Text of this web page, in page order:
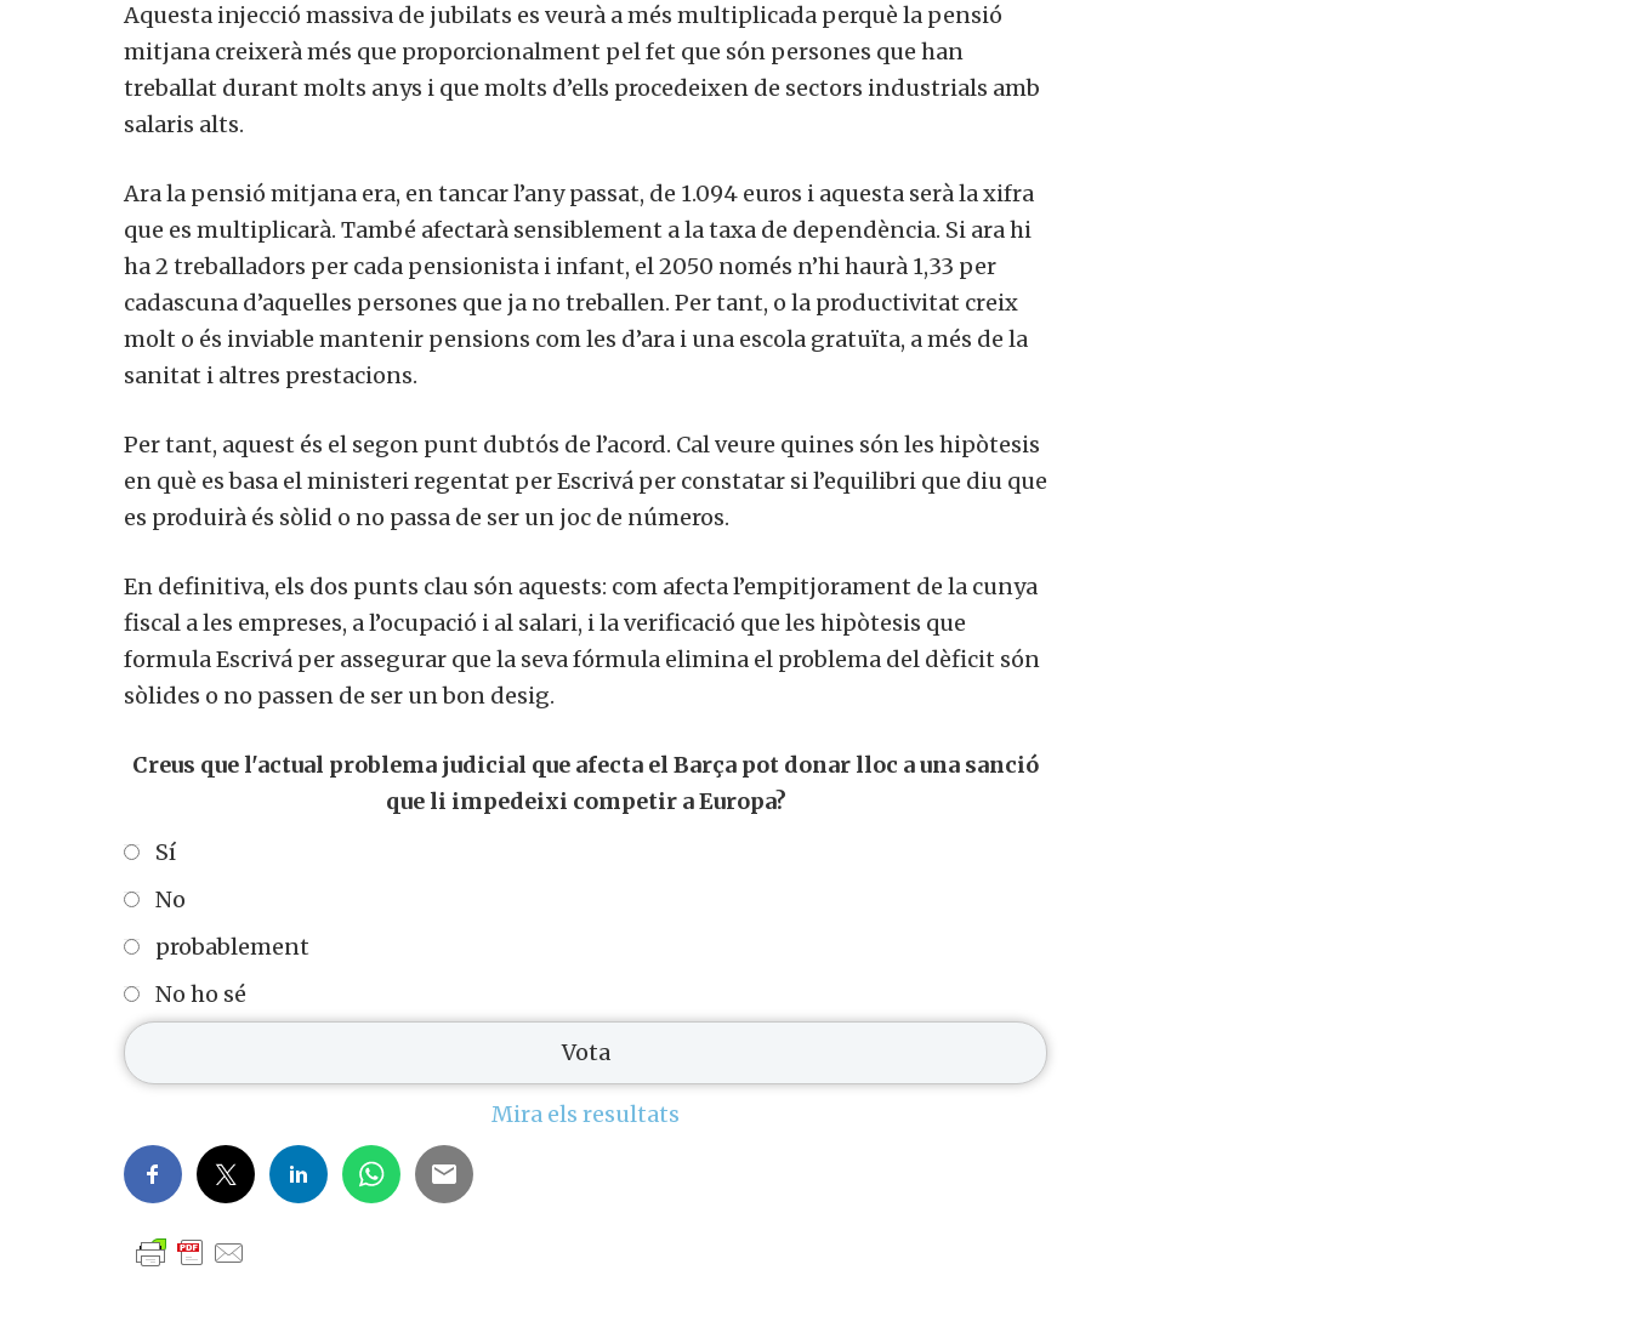
Aquesta injecció massiva de jubilats es veurà a més multiplicada perquè la pensió
mitjana creixerà més que proporcionalment pel fet que són persones que han
treballat durant molts anys i que molts d’ells procedeixen de sectors industrials amb
salaris alts.
Ara la pensió mitjana era, en tancar l’any passat, de 1.094 euros i aquesta serà la xifra
que es multiplicarà. També afectarà sensiblement a la taxa de dependència. Si ara hi
ha 2 treballadors per cada pensionista i infant, el 2050 només n’hi haurà 1,33 per
cadascuna d’aquelles persones que ja no treballen. Per tant, o la productivitat creix
molt o és inviable mantenir pensions com les d’ara i una escola gratuïta, a més de la
sanitat i altres prestacions.
Per tant, aquest és el segon punt dubtós de l’acord. Cal veure quines són les hipòtesis
en què es basa el ministeri regentat per Escrivá per constatar si l’equilibri que diu que
es produirà és sòlid o no passa de ser un joc de números.
En definitiva, els dos punts clau són aquests: com afecta l’empitjorament de la cunya
fiscal a les empreses, a l’ocupació i al salari, i la verificació que les hipòtesis que
formula Escrivá per assegurar que la seva fórmula elimina el problema del dèficit són
sòlides o no passen de ser un bon desig.
Creus que l'actual problema judicial que afecta el Barça pot donar lloc a una sanció
que li impedeixi competir a Europa?
Sí
No
probablement
No ho sé
Mira els resultats